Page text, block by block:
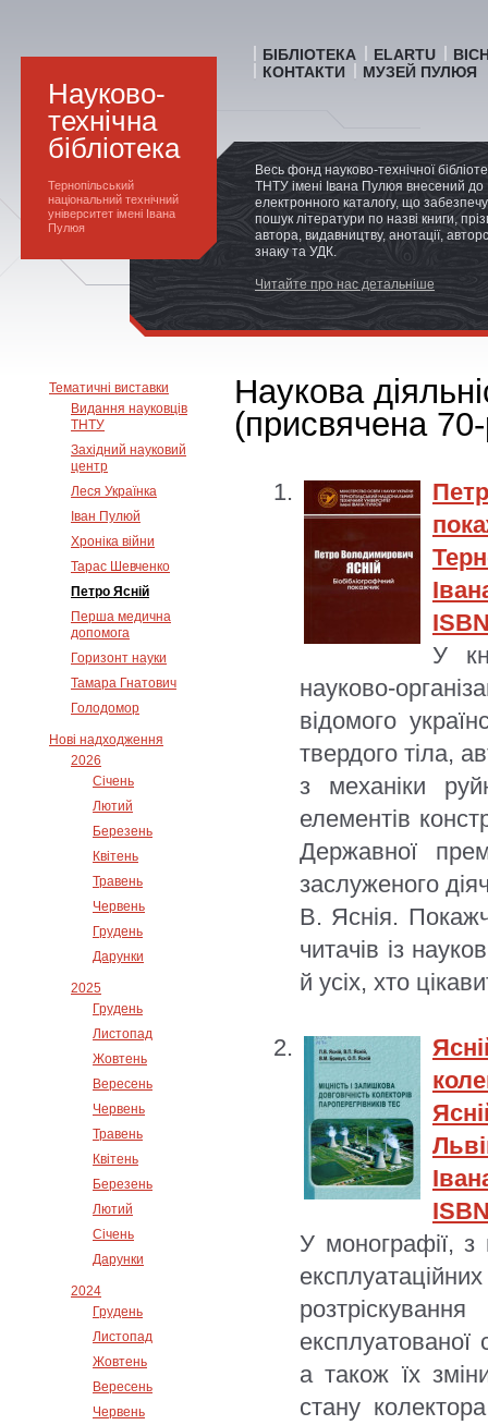
Науково-
технічна
бібліотека
Тернопільський
національний технічний
університет імені Івана
Пулюя
БІБЛІОТЕКА ELARTU
КОНТАКТИ
МУЗЕЙ ПУЛЮЯ
Весь фонд науково-технічної
ТНТУ імені Івана Пулюя внесений до
електронного каталогу, що
пошук літератури по назві книги,
автора, видавництву, анотації,
знаку та УДК.
Читайте про нас детальніше
Тематичні виставки
Видання науковців
ТНТУ
Західний науковий
центр
Леся Українка
Іван Пулюй
Хроніка війни
Тарас Шевченко
Петро Ясній
Перша медична
допомога
Горизонт науки
Тамара Гнатович
Голодомор
Нові надходження
2026
Січень
Лютий
Березень
Квітень
Травень
Червень
Грудень
Дарунки
2025
Грудень
Листопад
Жовтень
Вересень
Червень
Травень
Квітень
Березень
Лютий
Січень
Дарунки
2024
Грудень
Листопад
Жовтень
Вересень
Червень
Наукова
(присвячена
У
науково-
відомого
твердого тіла,
з механіки
елементів
Державної
заслуженого
В. Яснія.
читачів із
й усіх, хто
У монографії, з
а також їх
стану